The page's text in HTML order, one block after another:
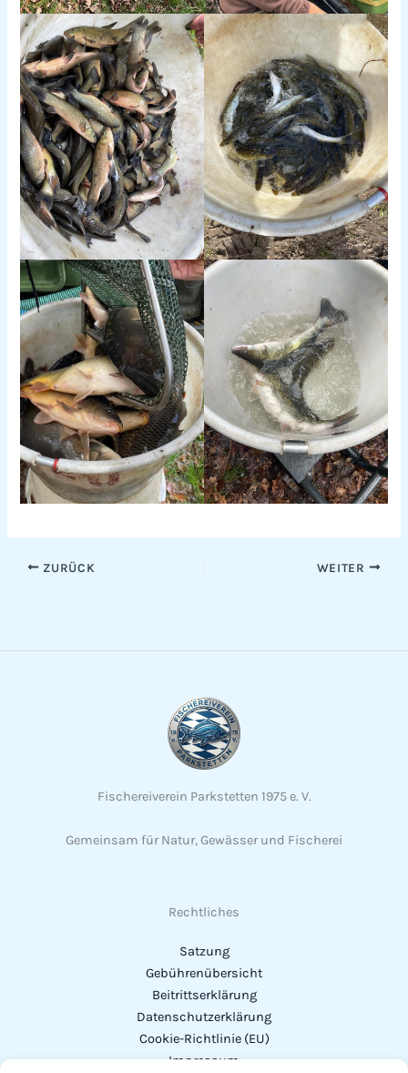
ZURÜCK WEITER
Fischereiverein Parkstetten 1975 e. V.
Gemeinsam für Natur, Gewässer und Fischerei
Rechtliches
Satzung
Gebührenübersicht
Beitrittserklärung
Datenschutzerklärung
Cookie-Richtlinie (EU)
Impressum